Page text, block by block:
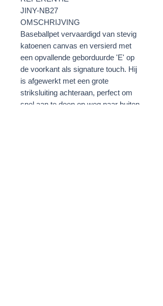
JINY-NB27
OMSCHRIJVING
Baseballpet vervaardigd van stevig
katoenen canvas en versierd met
een opvallende geborduurde 'E' op
de voorkant als signature touch. Hij
is afgewerkt met een grote
striksluiting achteraan, perfect om
snel aan te doen op weg naar buiten